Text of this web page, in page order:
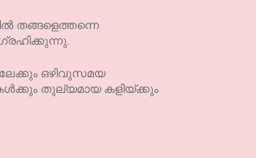
തങ്ങളെത്തന്നെ
ഒഴിവുസമയ
തുല്യമായ കളിയ്ക്കും